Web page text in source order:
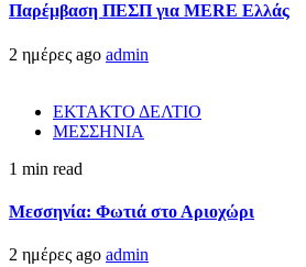
Παρέμβαση ΠΕΣΠ για MERE Ελλάς
2 ημέρες ago admin
ΕΚΤΑΚΤΟ ΔΕΛΤΙΟ
ΜΕΣΣΗΝΙΑ
1 min read
Μεσσηνία: Φωτιά στο Αριοχώρι
2 ημέρες ago admin